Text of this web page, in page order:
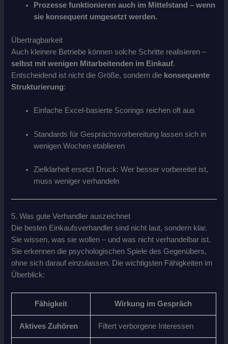
Prozesse funktionieren auch im Mittelstand – wenn
sie konsequent umgesetzt werden.
Übertragbarkeit
Auch kleinere Betriebe können solche Schritte realisieren –
selbst mit wenigen Mitarbeitenden im Einkauf.
Entscheidend ist nicht die Größe, sondern die konsequente
Strukturierung:
Einfache Excel-basierte Scorings reichen oft aus
Standards für Gesprächsvorbereitung lassen sich in
wenigen Wochen etablieren
Zielklarheit ersetzt Druck: Wer besser vorbereitet ist,
muss weniger verhandeln
5. Was gute Verhandler auszeichnet
Die besten Einkaufsverhandler sind nicht laut, sondern klar.
Sie wissen, was sie wollen – und was nicht verhandelbar ist.
Sie erkennen die psychologischen Spiele des Gegenübers,
ohne sich darauf einzulassen. Die wichtigsten Fähigkeiten im
Überblick:
Fähigkeit Wirkung im Gespräch
Aktives Zuhören Filtert verborgene Interessen